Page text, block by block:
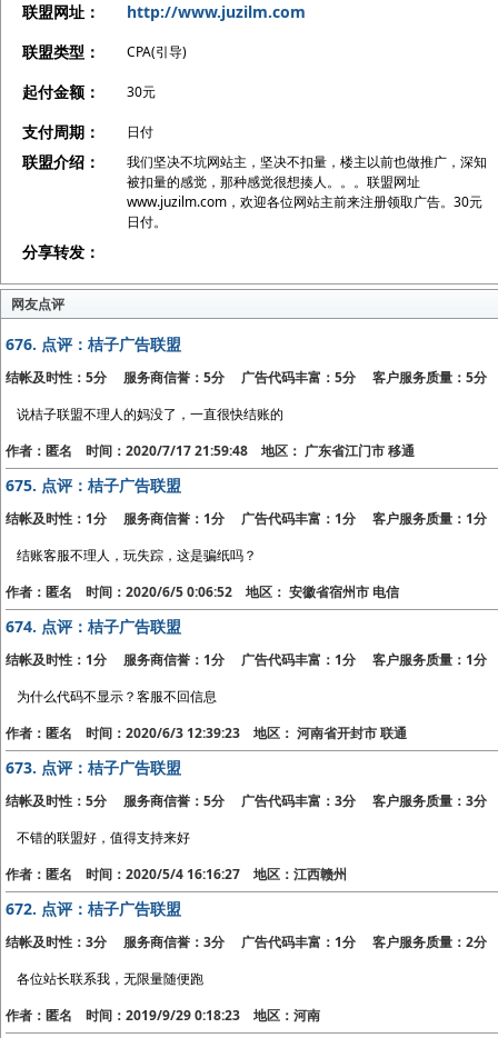
联盟网址：
http://www.juzilm.com
联盟类型：
CPA(引导)
起付金额： 30元
支付周期： 日付
联盟介绍：
我们坚决不坑网站主，坚决不扣量，楼主以前也做推广，深知
被扣量的感觉，那种感觉很想揍人。。。联盟网址
www.juzilm.com，欢迎各位网站主前来注册领取广告。30元
日付。
分享转发：
网友点评
676. 点评：桔子广告联盟
结帐及时性：5分 服务商信誉：5分 广告代码丰富：5分 客户服务质量：5分
说桔子联盟不理人的妈没了，一直很快结账的
作者：匿名 时间：2020/7/17 21:59:48 地区： 广东省江门市 移通
675. 点评：桔子广告联盟
结帐及时性：1分 服务商信誉：1分 广告代码丰富：1分 客户服务质量：1分
结账客服不理人，玩失踪，这是骗纸吗？
作者：匿名 时间：2020/6/5 0:06:52 地区： 安徽省宿州市 电信
674. 点评：桔子广告联盟
结帐及时性：1分 服务商信誉：1分 广告代码丰富：1分 客户服务质量：1分
为什么代码不显示？客服不回信息
作者：匿名 时间：2020/6/3 12:39:23 地区： 河南省开封市 联通
673. 点评：桔子广告联盟
结帐及时性：5分 服务商信誉：5分 广告代码丰富：3分 客户服务质量：3分
不错的联盟好，值得支持来好
作者：匿名 时间：2020/5/4 16:16:27 地区：江西赣州
672. 点评：桔子广告联盟
结帐及时性：3分 服务商信誉：3分 广告代码丰富：1分 客户服务质量：2分
各位站长联系我，无限量随便跑
作者：匿名 时间：2019/9/29 0:18:23 地区：河南